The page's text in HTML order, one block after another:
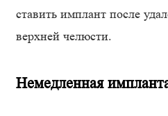
ставить имплант после
верхней челюсти.
Немедленная